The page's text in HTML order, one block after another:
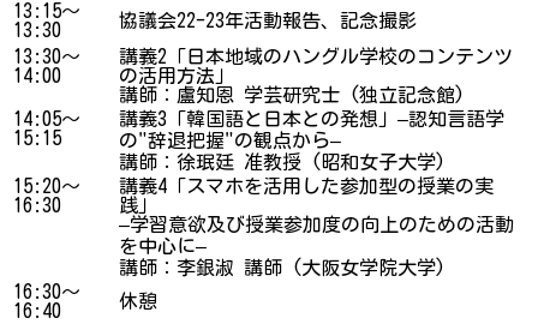
13:15～
13:30
協議会22-23年活動報告、記念撮影
13:30～
14:00
講義2「日本地域のハングル学校のコンテンツ
の活用方法」
講師：盧知恩 学芸研究士 (独立記念館)
14:05～
15:15
講義3「韓国語と日本との発想」–認知言語学
の"辞退把握"の観点から–
講師：徐珉廷 准教授 (昭和女子大学)
15:20～
16:30
講義4「スマホを活用した参加型の授業の実
践」
–学習意欲及び授業参加度の向上のための活動
を中心に–
講師：李銀淑 講師 (大阪女学院大学)
16:30～
16:40
休憩